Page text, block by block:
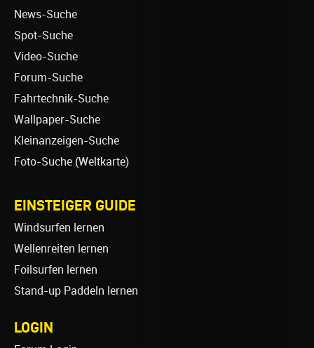
News-Suche
Spot-Suche
Video-Suche
Forum-Suche
Fahrtechnik-Suche
Wallpaper-Suche
Kleinanzeigen-Suche
Foto-Suche (Weltkarte)
EINSTEIGER GUIDE
Windsurfen lernen
Wellenreiten lernen
Foilsurfen lernen
Stand-up Paddeln lernen
LOGIN